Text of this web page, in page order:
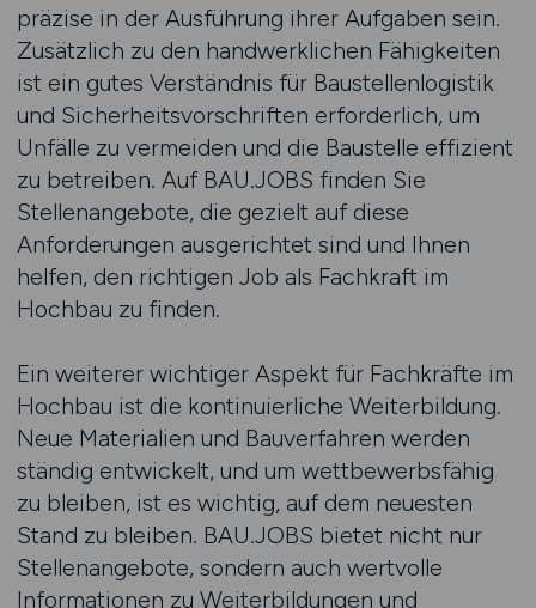
präzise in der Ausführung ihrer Aufgaben sein.
Zusätzlich zu den handwerklichen Fähigkeiten
ist ein gutes Verständnis für Baustellenlogistik
und Sicherheitsvorschriften erforderlich, um
Unfälle zu vermeiden und die Baustelle effizient
zu betreiben. Auf BAU.JOBS finden Sie
Stellenangebote, die gezielt auf diese
Anforderungen ausgerichtet sind und Ihnen
helfen, den richtigen Job als Fachkraft im
Hochbau zu finden.
Ein weiterer wichtiger Aspekt für Fachkräfte im
Hochbau ist die kontinuierliche Weiterbildung.
Neue Materialien und Bauverfahren werden
ständig entwickelt, und um wettbewerbsfähig
zu bleiben, ist es wichtig, auf dem neuesten
Stand zu bleiben. BAU.JOBS bietet nicht nur
Stellenangebote, sondern auch wertvolle
Informationen zu Weiterbildungen und